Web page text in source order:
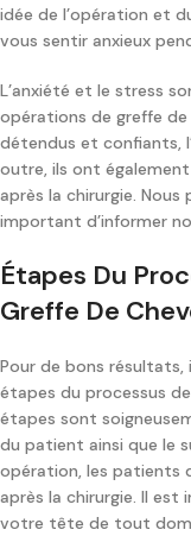
idée de l’opération et
vous sentir anxieux
L’anxiété et le stress
opérations de greffe
détendus et confiants,
outre, ils ont
après la chirurgie.
important d’informer
Étapes Du
Greffe De
Pour de bons
étapes du processus
étapes sont
du patient ainsi que le
opération, les patients
après la chirurgie. Il
votre tête de tout